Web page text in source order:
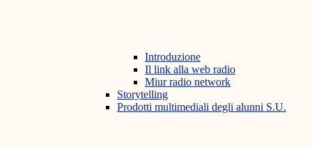
Introduzione
Il link alla web radio
Miur radio network
Storytelling
Prodotti multimediali degli alunni S.U.